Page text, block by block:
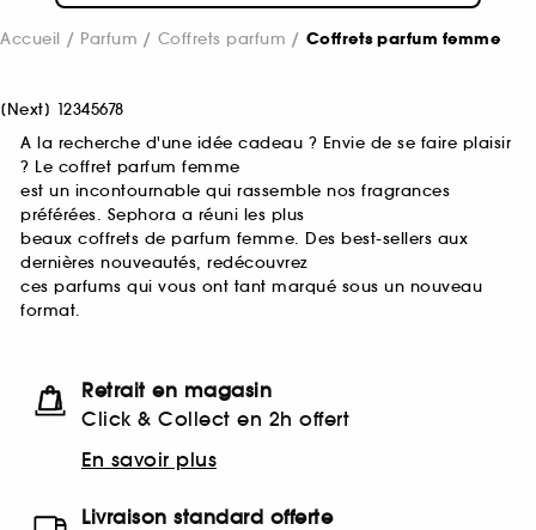
Accueil Parfum Coffrets parfum Coffrets parfum femme
[Next] 12345678
A la recherche d'une idée cadeau ? Envie de se faire plaisir
? Le coffret parfum femme
est un incontournable qui rassemble nos fragrances
préférées. Sephora a réuni les plus
beaux coffrets de parfum femme. Des best-sellers aux
dernières nouveautés, redécouvrez
ces parfums qui vous ont tant marqué sous un nouveau
format.
Retrait en magasin
Click & Collect en 2h offert
En savoir plus
Livraison standard offerte